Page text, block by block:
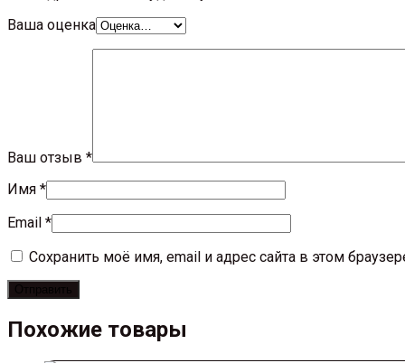
Ваша оценка
Ваш отзыв *
Имя *
Email *
Сохранить моё имя, email и адрес сайта в этом
Похожие товары